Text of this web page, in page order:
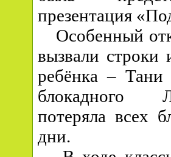
презентация
Особенный
вызвали строки
ребёнка –
блокадного
потеряла всех
дни.